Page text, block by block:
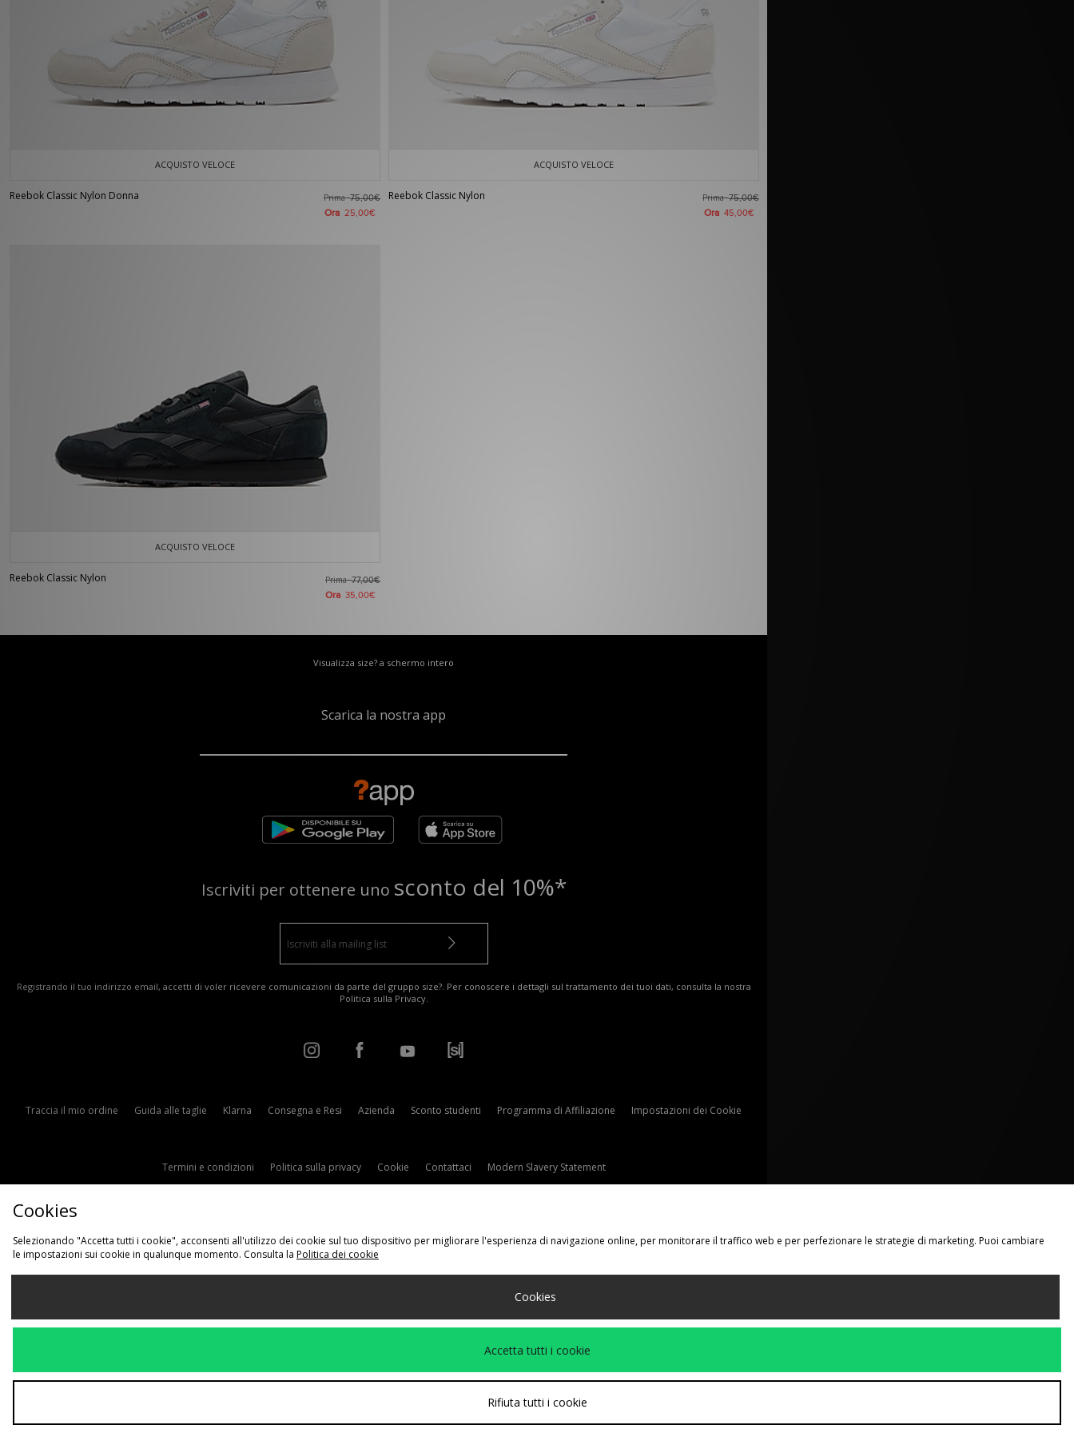
ACQUISTO VELOCE
Reebok Classic Nylon Donna Prima75,00€
Ora 25,00€
ACQUISTO VELOCE
Reebok Classic Nylon Prima75,00€
Ora 45,00€
ACQUISTO VELOCE
Reebok Classic Nylon Prima77,00€
Ora 35,00€
Visualizza size? a schermo intero
Scarica la nostra app
Iscriviti per ottenere uno sconto del 10%*
Registrando il tuo indirizzo email, accetti di voler ricevere comunicazioni da parte del gruppo size?. Per conoscere i dettagli sul trattamento dei tuoi dati, consulta la nostra
Politica sulla Privacy.
Traccia il mio ordine Guida alle taglie Klarna Consegna e Resi Azienda Sconto studenti Programma di Affiliazione Impostazioni dei Cookie
Termini e condizioni Politica sulla privacy Cookie Contattaci Modern Slavery Statement
Scegli Il Tuo Paese
Cookies
Selezionando "Accetta tutti i cookie", acconsenti all'utilizzo dei cookie sul tuo dispositivo per migliorare l'esperienza di navigazione online, per monitorare il traffico web e per perfezionare le strategie di marketing. Puoi cambiare
le impostazioni sui cookie in qualunque momento. Consulta la Politica dei cookie
Cookies
Accetta tutti i cookie
Rifiuta tutti i cookie